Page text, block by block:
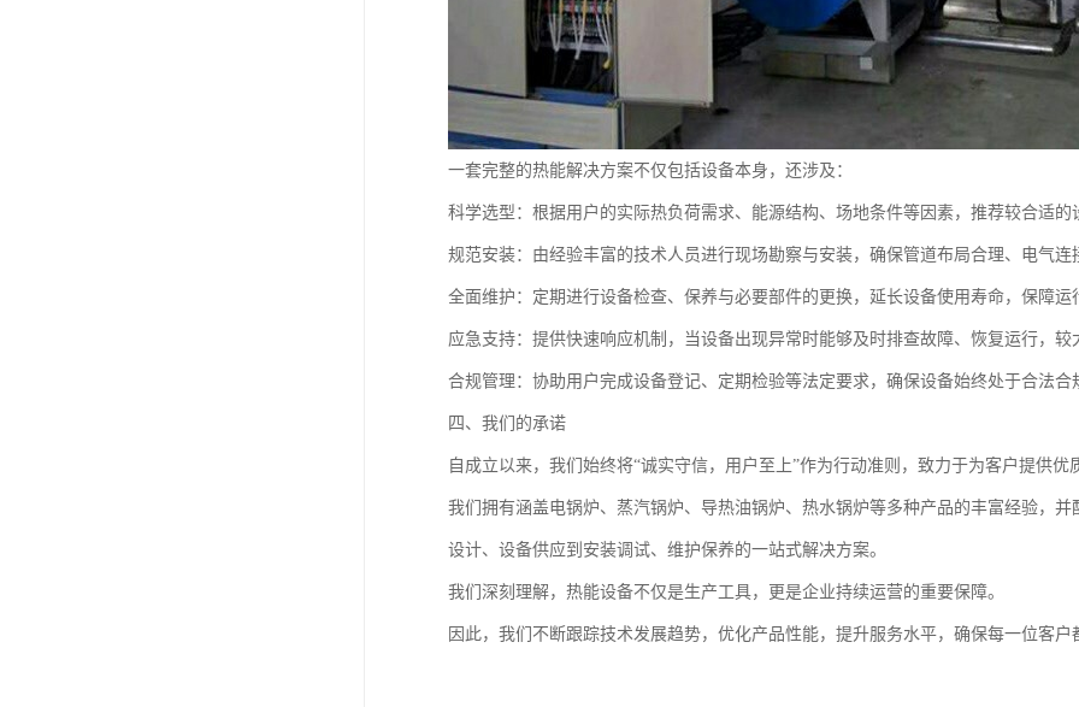
一套完整的热能解决方案不仅包括设备本身，还涉及：
科学选型：根据用户的实际热负荷需求、能源结构、场地条件等因素，推荐较合适的
规范安装：由经验丰富的技术人员进行现场勘察与安装，确保管道布局合理、电气连
全面维护：定期进行设备检查、保养与必要部件的更换，延长设备使用寿命，保障运
应急支持：提供快速响应机制，当设备出现异常时能够及时排查故障、恢复运行，
合规管理：协助用户完成设备登记、定期检验等法定要求，确保设备始终处于合法合
四、我们的承诺
自成立以来，我们始终将“诚实守信，用户至上”作为行动准则，致力于为客户提供
我们拥有涵盖电锅炉、蒸汽锅炉、导热油锅炉、热水锅炉等多种产品的丰富经验，
设计、设备供应到安装调试、维护保养的一站式解决方案。
我们深刻理解，热能设备不仅是生产工具，更是企业持续运营的重要保障。
因此，我们不断跟踪技术发展趋势，优化产品性能，提升服务水平，确保每一位客